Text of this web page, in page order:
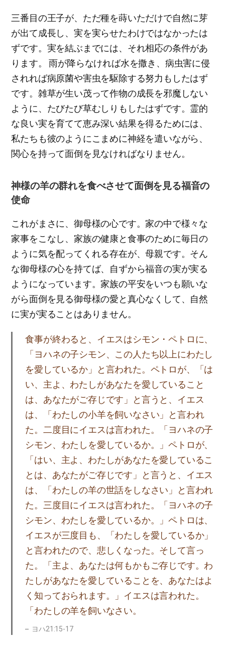
三番目の王子が、ただ種を蒔いただけで自然に芽
が出て成長し、実を実らせたわけではなかったは
ずです。実を結ぶまでには、それ相応の条件があ
ります。 雨が降らなければ水を撒き、病虫害に侵
されれば病原菌や害虫を駆除する努力もしたはず
です。雑草が生い茂って作物の成長を邪魔しない
ように、たびたび草むしりもしたはずです。霊的
な良い実を育てて恵み深い結果を得るためには、
私たちも彼のようにこまめに神経を遣いながら、
関心を持って面倒を見なければなりません。
神様の羊の群れを食べさせて面倒を見る福音の
使命
これがまさに、御母様の心です。家の中で様々な
家事をこなし、家族の健康と食事のために毎日の
ように気を配ってくれる存在が、母親です。そん
な御母様の心を持てば、自ずから福音の実が実る
ようになっています。家族の平安をいつも願いな
がら面倒を見る御母様の愛と真心なくして、自然
に実が実ることはありません。
食事が終わると、イエスはシモン・ペトロに、
「ヨハネの子シモン、この人たち以上にわたし
を愛しているか」と言われた。ペトロが、「は
い、主よ、わたしがあなたを愛していること
は、あなたがご存じです」と言うと、イエス
は、「わたしの小羊を飼いなさい」と言われ
た。二度目にイエスは言われた。「ヨハネの子
シモン、わたしを愛しているか。」ペトロが、
「はい、主よ、わたしがあなたを愛しているこ
とは、あなたがご存じです」と言うと、イエス
は、「わたしの羊の世話をしなさい」と言われ
た。三度目にイエスは言われた。「ヨハネの子
シモン、わたしを愛しているか。」ペトロは、
イエスが三度目も、「わたしを愛しているか」
と言われたので、悲しくなった。そして言っ
た。「主よ、あなたは何もかもご存じです。わ
たしがあなたを愛していることを、あなたはよ
く知っておられます。」イエスは言われた。
「わたしの羊を飼いなさい。
ヨハ21:15-17